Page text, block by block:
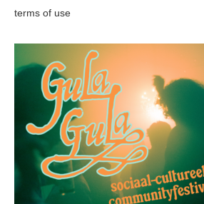
terms of use